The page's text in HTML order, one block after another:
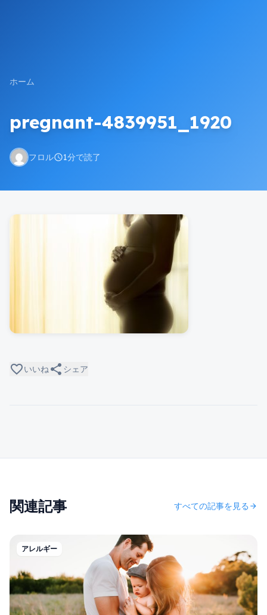
ホーム
pregnant-4839951_1920
フロルschedule1分で読了
favorite_borderいいねshare シェア
関連記事 すべての記事を見る arrow_forward
アレルギー